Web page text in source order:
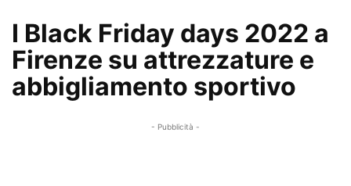
I Black Friday days 2022 a
Firenze su attrezzature e
abbigliamento sportivo
- Pubblicità -